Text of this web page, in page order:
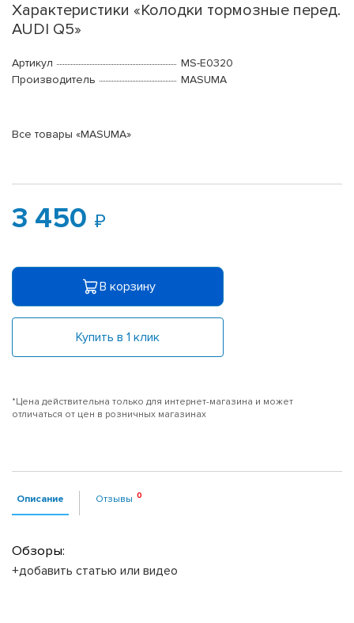
Характеристики «Колодки тормозные перед.
AUDI Q5»
Артикул
MS-E0320
Производитель
MASUMA
Все товары «MASUMA»
3 450
В корзину
Купить в 1 клик
*Цена действительна только для интернет-магазина и может
отличаться от цен в розничных магазинах
Описание Отзывы
Обзоры:
+добавить статью или видео